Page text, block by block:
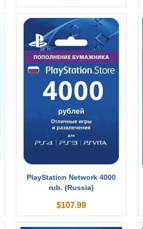
PlayStation Network 4000
rub. (Russia)
$107.99